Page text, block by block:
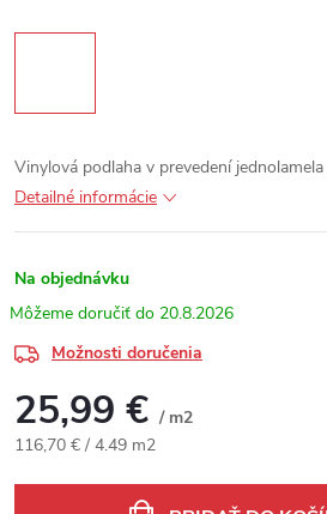
Vinylová podlaha v prevedení
Detailné informácie
Na objednávku
20.8.2026
Možnosti doručenia
25,99 € / m2
Jednotková cena:
116,70 € / 4.49 m2